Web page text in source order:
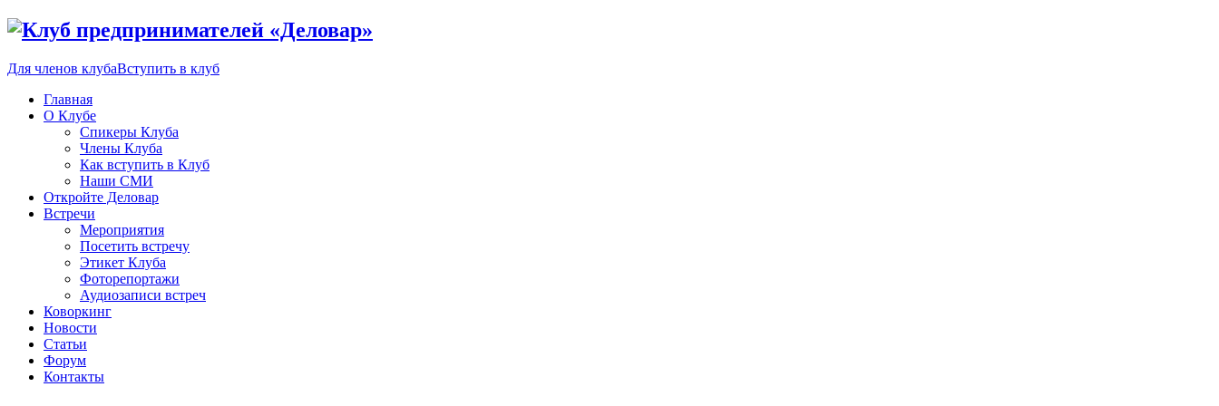
Для членов клубаВступить в клуб
Главная
О Клубе
Спикеры Клуба
Члены Клуба
Как вступить в Клуб
Наши СМИ
Откройте Деловар
Встречи
Мероприятия
Посетить встречу
Этикет Клуба
Фоторепортажи
Аудиозаписи встреч
Коворкинг
Новости
Статьи
Форум
Контакты